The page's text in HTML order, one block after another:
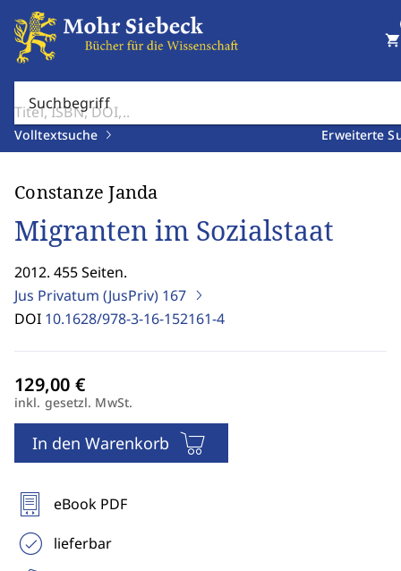
Suchbegriff
Volltextsuche Erweiterte
shopping_cart
Constanze Janda
Migranten im Sozialstaat
2012. 455 Seiten.
Jus Privatum (JusPriv) 167
DOI 10.1628/978-3-16-152161-4
inkl. gesetzl. MwSt.
In den Warenkorb
eBook PDF
lieferbar